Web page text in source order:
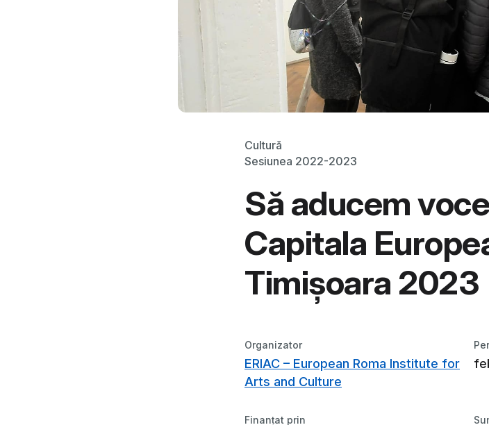
Cultură
Sesiunea 2022-2023
Să aducem
Capitala
Timișoara 2023
Organizator
ERIAC – European Roma Institute for
Arts and Culture
Finanțat prin